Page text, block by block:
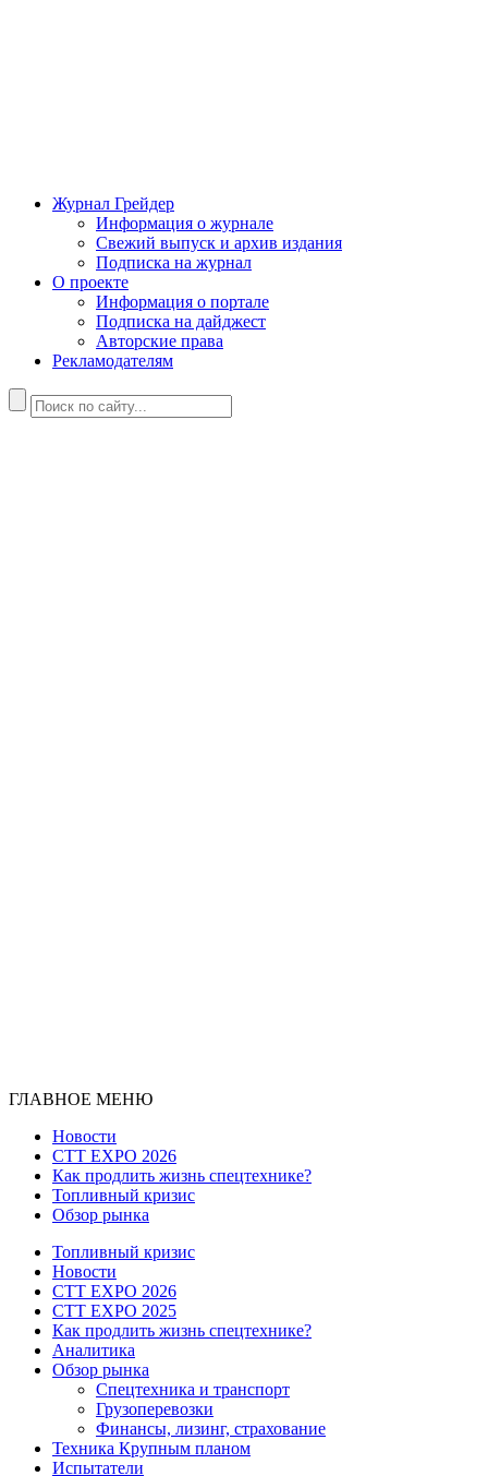
Журнал Грейдер
Информация о журнале
Свежий выпуск и архив издания
Подписка на журнал
О проекте
Информация о портале
Подписка на дайджест
Авторские права
Рекламодателям
ГЛАВНОЕ МЕНЮ
Новости
CTT EXPO 2026
Как продлить жизнь спецтехнике?
Топливный кризис
Обзор рынка
Топливный кризис
Новости
CTT EXPO 2026
CTT EXPO 2025
Как продлить жизнь спецтехнике?
Аналитика
Обзор рынка
Спецтехника и транспорт
Грузоперевозки
Финансы, лизинг, страхование
Техника Крупным планом
Испытатели